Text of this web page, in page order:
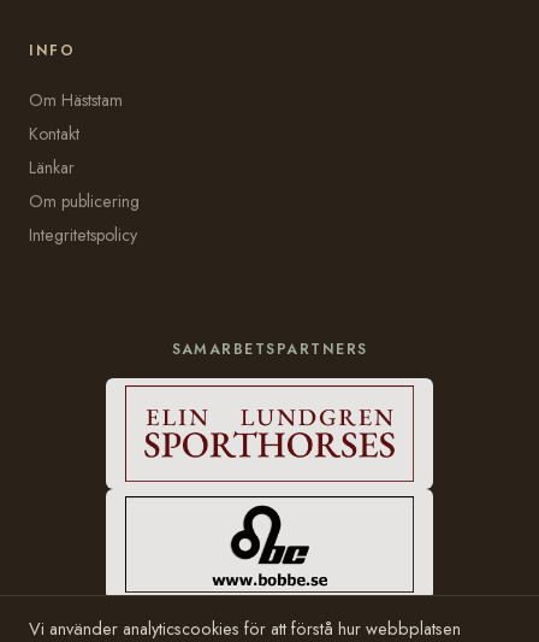
INFO
Om Häststam
Kontakt
Länkar
Om publicering
Integritetspolicy
SAMARBETSPARTNERS
Vi använder analyticscookies för att förstå hur webbplatsen